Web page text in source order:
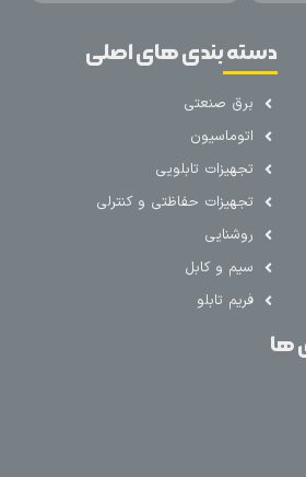
دسته بندی های اصلی
برق صنعتی
اتوماسیون
تجهیزات تابلویی
تجهیزات حفاظتی و کنترلی
روشنایی
سیم و کابل
فریم تابلو
ها